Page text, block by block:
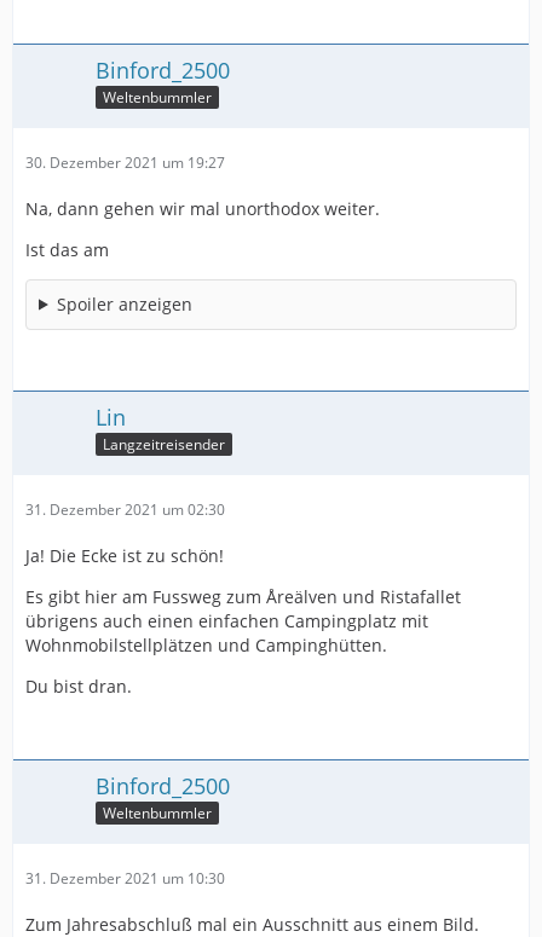
Binford_2500
Weltenbummler
30. Dezember 2021 um 19:27
Na, dann gehen wir mal unorthodox weiter.
Ist das am
Spoiler anzeigen
Lin
Langzeitreisender
31. Dezember 2021 um 02:30
Ja! Die Ecke ist zu schön!
Es gibt hier am Fussweg zum Åreälven und Ristafallet
übrigens auch einen einfachen Campingplatz mit
Wohnmobilstellplätzen und Campinghütten.
Du bist dran.
Binford_2500
Weltenbummler
31. Dezember 2021 um 10:30
Zum Jahresabschluß mal ein Ausschnitt aus einem Bild.